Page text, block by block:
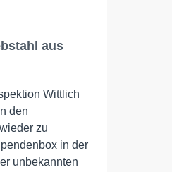
aus
Wittlich
den
zu
in der
unbekannten